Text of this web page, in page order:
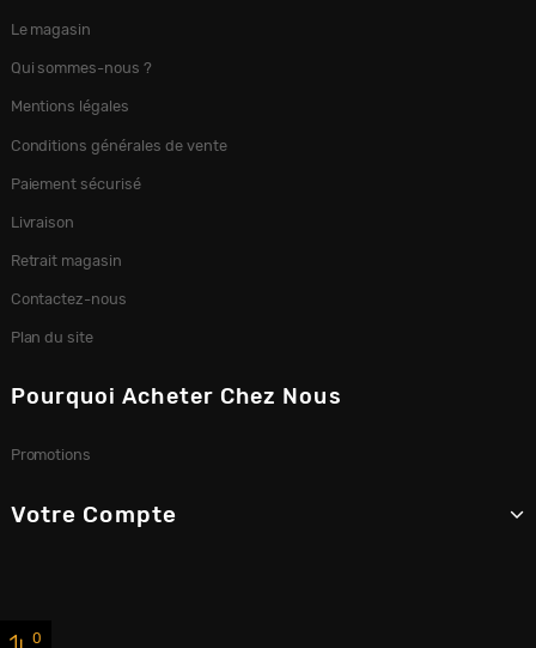
Le magasin
Qui sommes-nous ?
Mentions légales
Conditions générales de vente
Paiement sécurisé
Livraison
Retrait magasin
Contactez-nous
Plan du site
Pourquoi Acheter Chez Nous
Promotions
Votre Compte
0